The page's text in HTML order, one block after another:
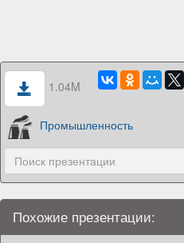
1.04M
Промышленность
Похожие презентации: